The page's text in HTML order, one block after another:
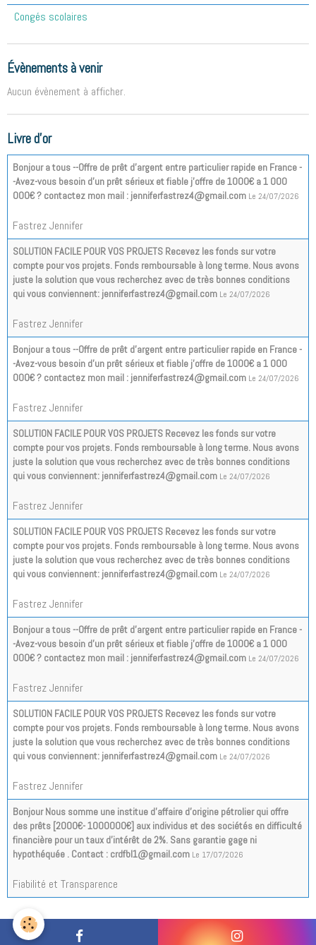
Congés scolaires
Évènements à venir
Aucun évènement à afficher.
Livre d'or
Bonjour a tous --Offre de prêt d'argent entre particulier rapide en France -
-Avez-vous besoin d'un prêt sérieux et fiable j'offre de 1000€ a 1 000
000€ ? contactez mon mail : jenniferfastrez4@gmail.com Le 24/07/2026
Fastrez Jennifer
SOLUTION FACILE POUR VOS PROJETS Recevez les fonds sur votre
compte pour vos projets. Fonds remboursable à long terme. Nous avons
juste la solution que vous recherchez avec de très bonnes conditions
qui vous conviennent: jenniferfastrez4@gmail.com Le 24/07/2026
Fastrez Jennifer
Bonjour a tous --Offre de prêt d'argent entre particulier rapide en France -
-Avez-vous besoin d'un prêt sérieux et fiable j'offre de 1000€ a 1 000
000€ ? contactez mon mail : jenniferfastrez4@gmail.com Le 24/07/2026
Fastrez Jennifer
SOLUTION FACILE POUR VOS PROJETS Recevez les fonds sur votre
compte pour vos projets. Fonds remboursable à long terme. Nous avons
juste la solution que vous recherchez avec de très bonnes conditions
qui vous conviennent: jenniferfastrez4@gmail.com Le 24/07/2026
Fastrez Jennifer
SOLUTION FACILE POUR VOS PROJETS Recevez les fonds sur votre
compte pour vos projets. Fonds remboursable à long terme. Nous avons
juste la solution que vous recherchez avec de très bonnes conditions
qui vous conviennent: jenniferfastrez4@gmail.com Le 24/07/2026
Fastrez Jennifer
Bonjour a tous --Offre de prêt d'argent entre particulier rapide en France -
-Avez-vous besoin d'un prêt sérieux et fiable j'offre de 1000€ a 1 000
000€ ? contactez mon mail : jenniferfastrez4@gmail.com Le 24/07/2026
Fastrez Jennifer
SOLUTION FACILE POUR VOS PROJETS Recevez les fonds sur votre
compte pour vos projets. Fonds remboursable à long terme. Nous avons
juste la solution que vous recherchez avec de très bonnes conditions
qui vous conviennent: jenniferfastrez4@gmail.com Le 24/07/2026
Fastrez Jennifer
Bonjour Nous somme une institue d’affaire d’origine pétrolier qui offre
des prêts [2000€- 1000000€] aux individus et des sociétés en difficulté
financière pour un taux d'intérêt de 2%. Sans garantie gage ni
hypothéquée . Contact : crdfbl1@gmail.com Le 17/07/2026
Fiabilité et Transparence
Tous les messages